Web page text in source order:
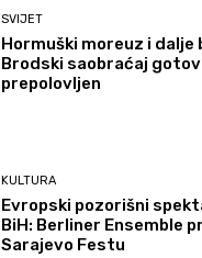
SVIJET
Hormuški moreuz i dalje
Brodski saobraćaj
prepolovljen
KULTURA
Evropski pozorišni
BiH: Berliner Ensemble
Sarajevo Festu